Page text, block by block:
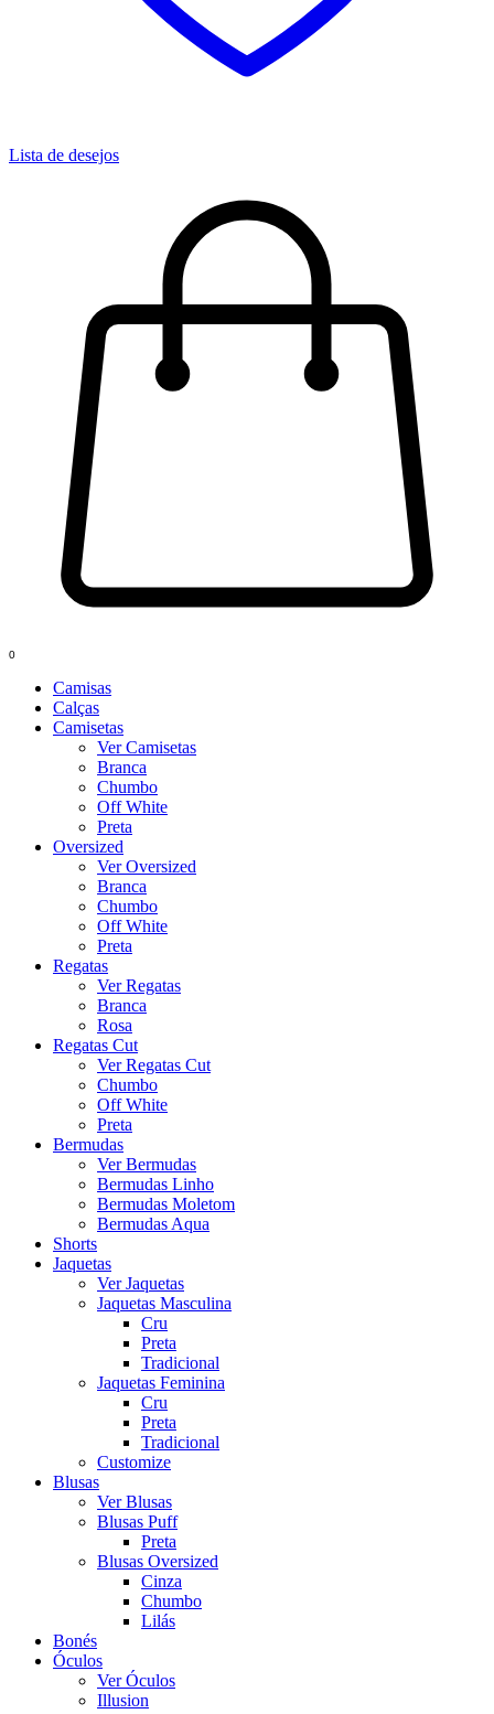
Lista de desejos
0
Camisas
Calças
Camisetas
Ver Camisetas
Branca
Chumbo
Off White
Preta
Oversized
Ver Oversized
Branca
Chumbo
Off White
Preta
Regatas
Ver Regatas
Branca
Rosa
Regatas Cut
Ver Regatas Cut
Chumbo
Off White
Preta
Bermudas
Ver Bermudas
Bermudas Linho
Bermudas Moletom
Bermudas Aqua
Shorts
Jaquetas
Ver Jaquetas
Jaquetas Masculina
Cru
Preta
Tradicional
Jaquetas Feminina
Cru
Preta
Tradicional
Customize
Blusas
Ver Blusas
Blusas Puff
Preta
Blusas Oversized
Cinza
Chumbo
Lilás
Bonés
Óculos
Ver Óculos
Illusion